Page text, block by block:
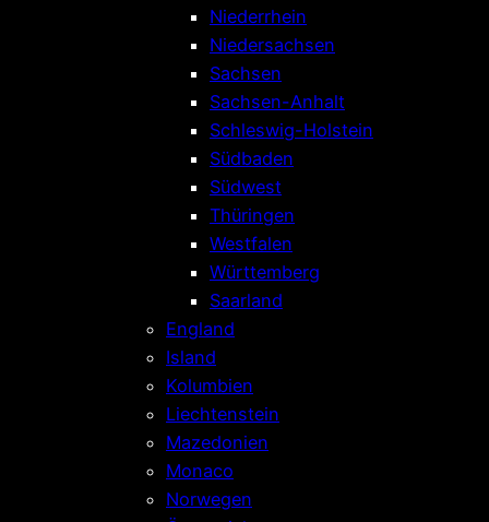
Niederrhein
Niedersachsen
Sachsen
Sachsen-Anhalt
Schleswig-Holstein
Südbaden
Südwest
Thüringen
Westfalen
Württemberg
Saarland
England
Island
Kolumbien
Liechtenstein
Mazedonien
Monaco
Norwegen